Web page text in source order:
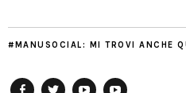
#MANUSOCIAL: MI TROVI ANCHE